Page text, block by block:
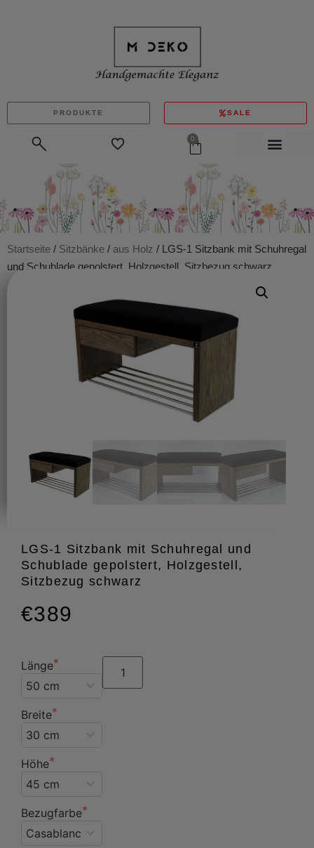
PRODUKTE SALE
0
Startseite / Sitzbänke / aus Holz / LGS-1 Sitzbank mit Schuhregal
und Schublade gepolstert, Holzgestell, Sitzbezug schwarz
LGS-1 Sitzbank mit Schuhregal und
Schublade gepolstert, Holzgestell,
Sitzbezug schwarz
€389
Länge
Breite
Höhe
Bezugfarbe